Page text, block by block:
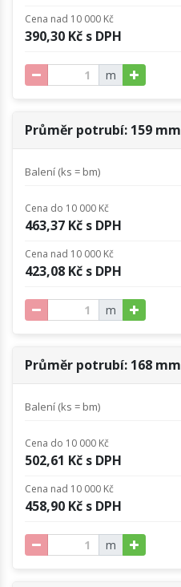
Cena nad 10 000 Kč
390,30 Kč s DPH
m
Průměr potrubí: 159 mm
Balení (ks = bm)
Cena do 10 000 Kč
463,37 Kč s DPH
Cena nad 10 000 Kč
423,08 Kč s DPH
m
Průměr potrubí: 168 mm
Balení (ks = bm)
Cena do 10 000 Kč
502,61 Kč s DPH
Cena nad 10 000 Kč
458,90 Kč s DPH
m